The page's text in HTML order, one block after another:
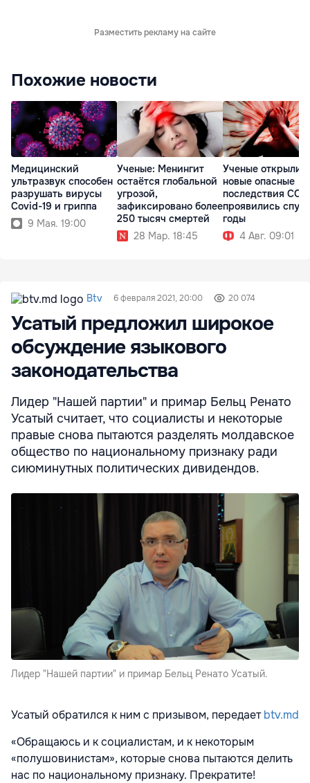
Разместить рекламу на сайте
Похожие новости
Медицинский
ультразвук способен
разрушать вирусы
Covid-19 и гриппа
9 Мая. 19:00
Ученые: Менингит
остаётся глобальной
угрозой,
зафиксировано более
250 тысяч смертей
28 Мар. 18:45
Ученые открыли
новые опасные
последствия
проявились
годы
4 Авг. 09:01
Btv 6 февраля 2021, 20:00 20 074
Усатый предложил широкое
обсуждение языкового
законодательства
Лидер "Нашей партии" и примар Бельц Ренато
Усатый считает, что социалисты и некоторые
правые снова пытаются разделять молдавское
общество по национальному признаку ради
сиюминутных политических дивидендов.
Лидер "Нашей партии" и примар Бельц Ренато Усатый.
Усатый обратился к ним с призывом, передаетbtv.md
«Обращаюсь и к социалистам, и к некоторым
«полушовинистам», которые снова пытаются делить
нас по национальному признаку. Прекратите!